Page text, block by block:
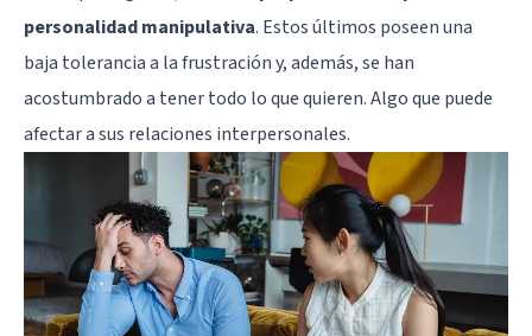
personalidad manipulativa. Estos últimos poseen una
baja tolerancia a la frustración y, además, se han
acostumbrado a tener todo lo que quieren. Algo que puede
afectar a sus relaciones interpersonales.